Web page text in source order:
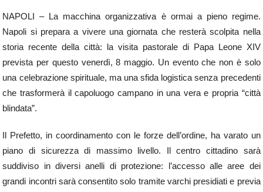
NAPOLI – La macchina organizzativa è ormai a pieno regime.
Napoli si prepara a vivere una giornata che resterà scolpita nella
storia recente della città: la visita pastorale di Papa Leone XIV
prevista per questo venerdì, 8 maggio. Un evento che non è solo
una celebrazione spirituale, ma una sfida logistica senza precedenti
che trasformerà il capoluogo campano in una vera e propria “città
blindata”.
Il Prefetto, in coordinamento con le forze dell’ordine, ha varato un
piano di sicurezza di massimo livello. Il centro cittadino sarà
suddiviso in diversi anelli di protezione: l’accesso alle aree dei
grandi incontri sarà consentito solo tramite varchi presidiati e previa